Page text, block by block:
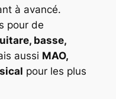
à avancé.
pour de
basse,
aussi MAO,
pour les plus